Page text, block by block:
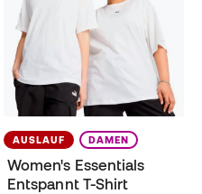
AUSLAUF DAMEN
Women's Essentials
Entspannt T-Shirt